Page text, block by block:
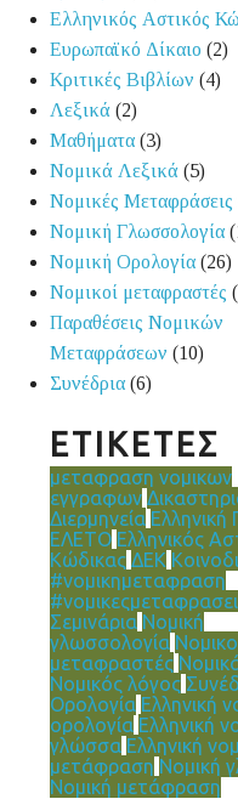
Ελληνικός Αστικός
Ευρωπαϊκό Δίκαιο (2)
Κριτικές Βιβλίων (4)
Λεξικά (2)
Μαθήματα (3)
Νομικά Λεξικά (5)
Νομικές Μεταφράσεις
Νομική Γλωσσολογία
Νομική Ορολογία (26)
Νομικοί μεταφραστές
Παραθέσεις Νομικών
Μεταφράσεων (10)
Συνέδρια (6)
ΕΤΙΚΕΤΕΣ
μεταφραση νομικων
εγγραφων
Διερμηνεία
ΕΛΕΤΟ Ελληνικός
Κώδικας ΔΕΚ
#νομικημεταφραση
Σεμινάρια Νομική
γλωσσολογία
μεταφραστές
Νομικός λόγος
Ορολογία Ελληνική
ορολογία Ελληνική
γλώσσα Ελληνική
μετάφραση Νομική
Νομική μετάφραση